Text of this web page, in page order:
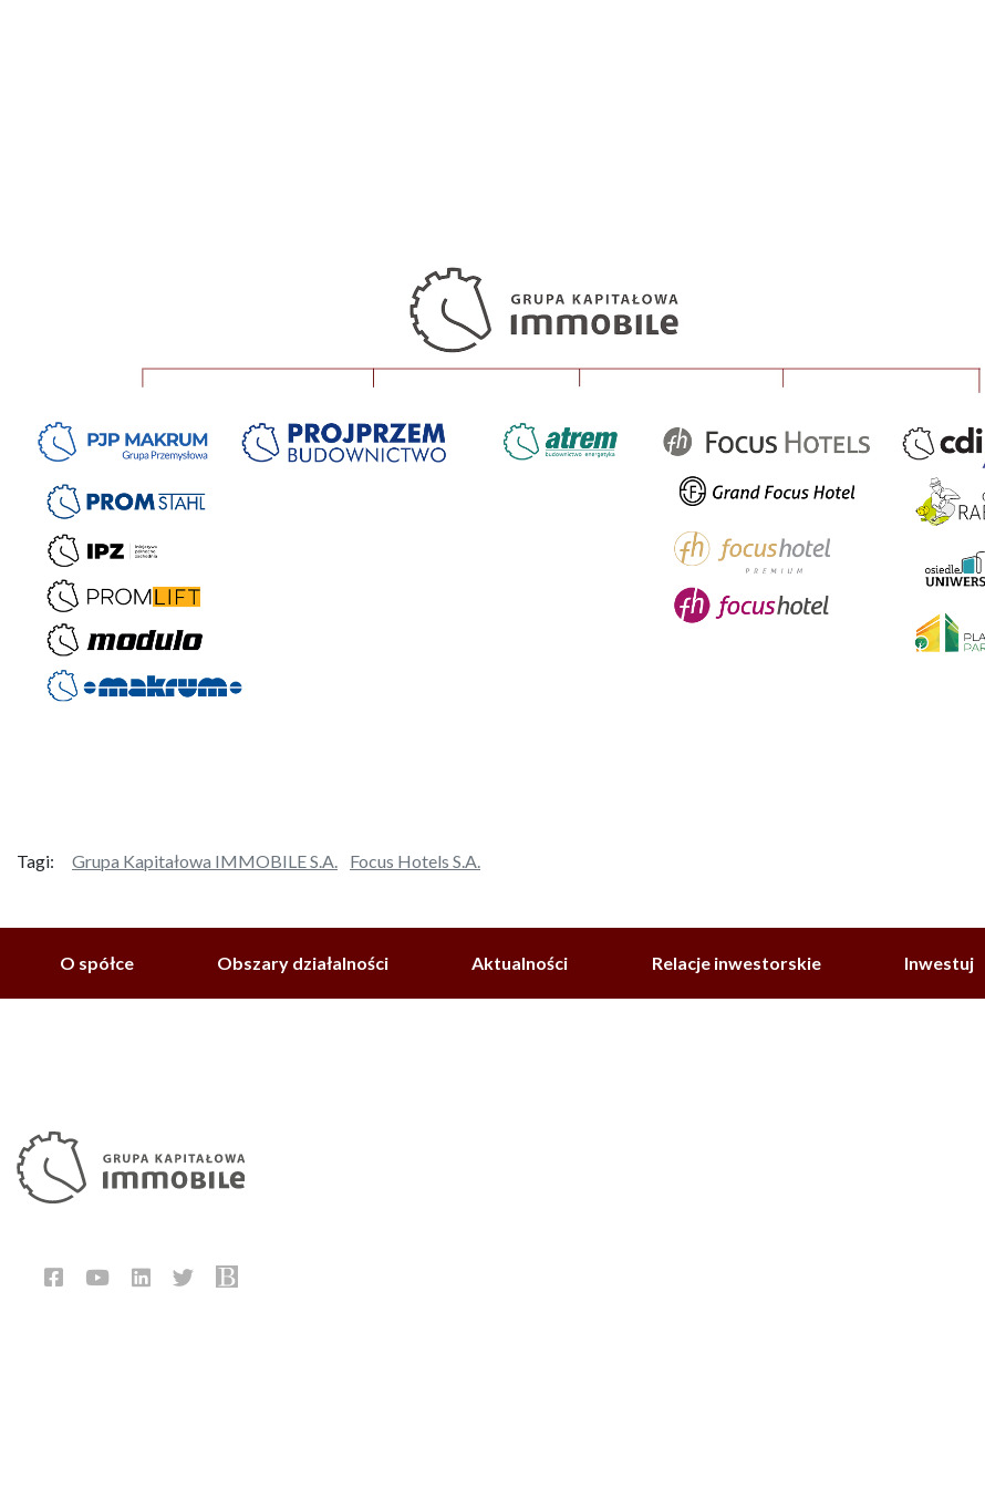
Tagi: Grupa Kapitałowa IMMOBILE S.A. Focus Hotels S.A.
O spółce Obszary działalności Aktualności Relacje inwestorskie Inwestuj